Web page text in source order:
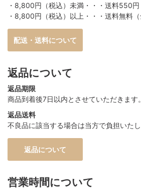
・8,800円（税込）未満・・・送料550
・8,800円（税込）以上・・・送料無料（
配送・送料について
返品について
返品期限
商品到着後7日以内とさせていただきます。
返品送料
不良品に該当する場合は当方で負担いたし
返品について
営業時間について